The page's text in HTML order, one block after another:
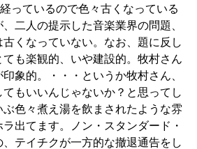
っているので色々古くなっている
二人の提示した音楽業界の問題、
くなっていない。なお、題に反し
も楽観的、いや建設的。牧村さん
象的。・・・というか牧村さん、
てもいいんじゃないか？と思ってし
ぶ色々煮え湯を飲まされたような雰
ラ出てます。ノン・スタンダード・
、テイチクが一方的な撤退通告をし